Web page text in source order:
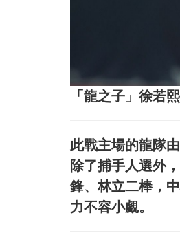
「龍之子」徐若
此戰主場的龍隊
除了捕手人選外
鋒、林立二棒，
力不容小覷。